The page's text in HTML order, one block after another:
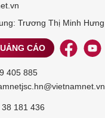
Trương Thị Minh Hưng
CÁO
405 885
181 436